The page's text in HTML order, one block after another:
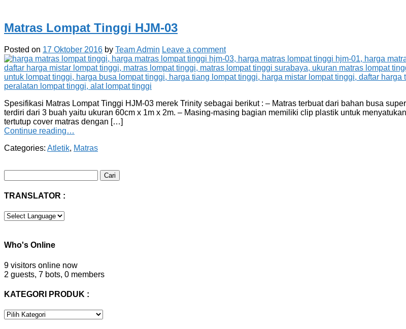
Matras Lompat Tinggi HJM-03
Posted on 17 Oktober 2016 by Team Admin Leave a comment
Spesifikasi Matras Lompat Tinggi HJM-03 merek Trinity sebagai berikut : – Matras terbuat dari bahan busa
terdiri dari 3 buah yaitu ukuran 60cm x 1m x 2m. – Masing-masing bagian memiliki clip plastik untuk
tertutup cover matras dengan […]
Continue reading…
Categories: Atletik, Matras
untuk:
TRANSLATOR :
Who's Online
9 visitors online now
2 guests, 7 bots, 0 members
KATEGORI PRODUK :
KATEGORI